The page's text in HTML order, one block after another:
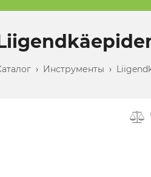
› Инструменты ›